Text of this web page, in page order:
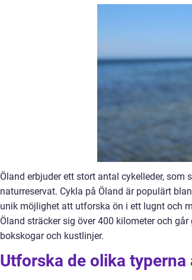
Öland erbjuder ett stort antal cykelleder,
naturreservat. Cykla på Öland är populärt
unik möjlighet att utforska ön i ett lugnt och
Öland sträcker sig över 400 kilometer och
bokskogar och kustlinjer.
Utforska de olika typerna